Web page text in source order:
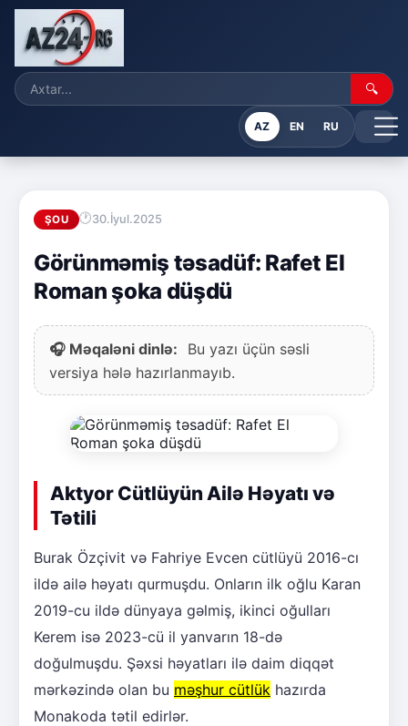
🔍
AZ EN RU
ŞOU 30.İyul.2025
Görünməmiş təsadüf: Rafet El
Roman şoka düşdü
🎧 Məqaləni dinlə:
Bu yazı üçün səsli
versiya hələ hazırlanmayıb.
Aktyor Cütlüyün Ailə Həyatı və
Tətili
Burak Özçivit və Fahriye Evcen cütlüyü 2016-cı
ildə ailə həyatı qurmuşdu. Onların ilk oğlu Karan
2019-cu ildə dünyaya gəlmiş, ikinci oğulları
Kerem isə 2023-cü il yanvarın 18-də
doğulmuşdu. Şəxsi həyatları ilə daim diqqət
mərkəzində olan bu məşhur cütlük hazırda
Monakoda tətil edirlər.